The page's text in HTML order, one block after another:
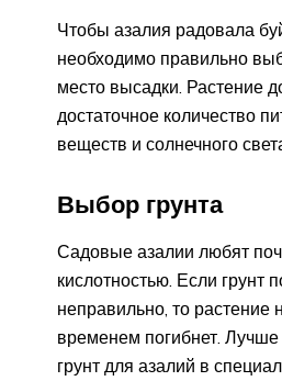
Чтобы азалия радовала
необходимо правильно
место высадки. Растение
достаточное количество
веществ и солнечного
Выбор грунта
Садовые азалии любят
кислотностью. Если грунт
неправильно, то растение
временем погибнет. Лучше
грунт для азалий в